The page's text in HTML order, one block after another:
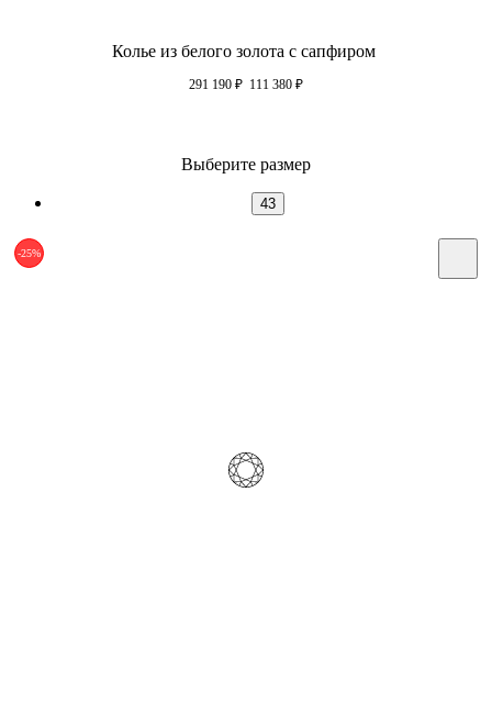
Колье из белого золота с сапфиром
291 190 ₽ 111 380 ₽
Выберите размер
43
-25%